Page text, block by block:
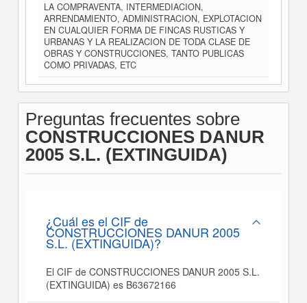
LA COMPRAVENTA, INTERMEDIACION,
ARRENDAMIENTO, ADMINISTRACION, EXPLOTACION
EN CUALQUIER FORMA DE FINCAS RUSTICAS Y
URBANAS Y LA REALIZACION DE TODA CLASE DE
OBRAS Y CONSTRUCCIONES, TANTO PUBLICAS
COMO PRIVADAS, ETC
Preguntas frecuentes sobre
CONSTRUCCIONES DANUR
2005 S.L. (EXTINGUIDA)
¿Cuál es el CIF de
CONSTRUCCIONES DANUR 2005
S.L. (EXTINGUIDA)?
El CIF de CONSTRUCCIONES DANUR 2005 S.L.
(EXTINGUIDA) es B63672166